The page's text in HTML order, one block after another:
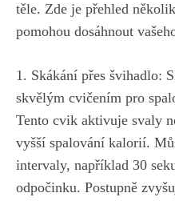
těle. Zde je přehled
pomohou dosáhnout
1. Skákání přes⁣ švihadlo:
skvělým cvičením pro
Tento cvik aktivuje‍ svaly
vyšší spalování kalorií.
intervaly, například 30
odpočinku. Postupně